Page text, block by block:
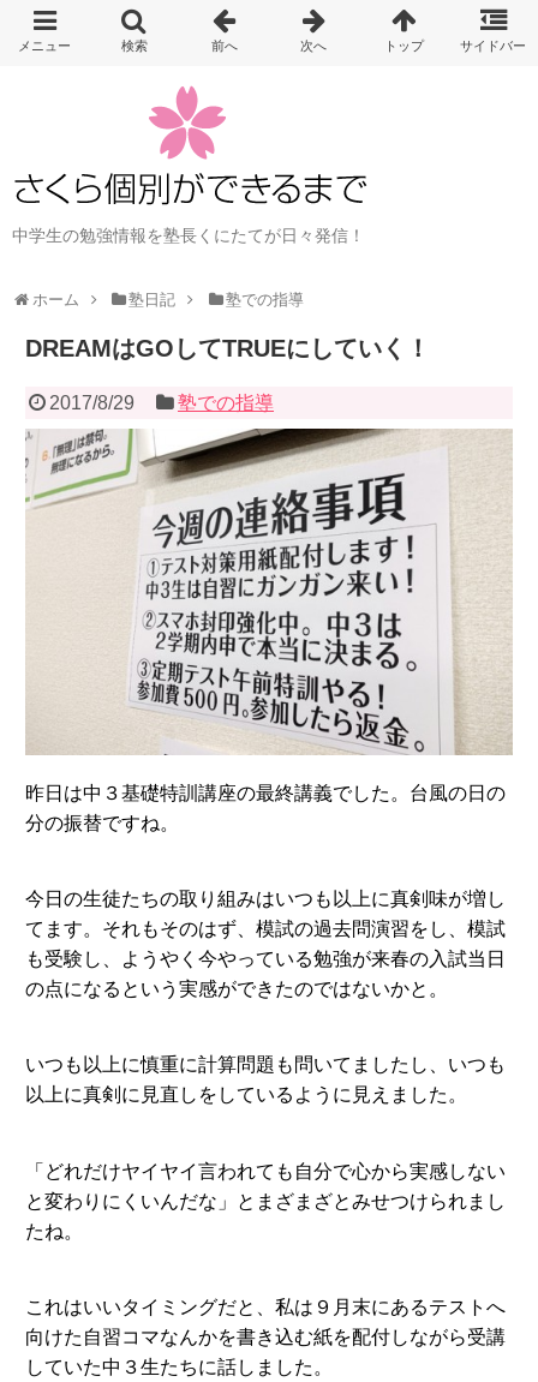
中学生の勉強情報を塾長くにたてが日々発信！
ホーム 塾日記 塾での指導
DREAMはGOしてTRUEにしていく！
2017/8/29 塾での指導
昨日は中３基礎特訓講座の最終講義でした。台風の日の
分の振替ですね。
今日の生徒たちの取り組みはいつも以上に真剣味が増し
てます。それもそのはず、模試の過去問演習をし、模試
も受験し、ようやく今やっている勉強が来春の入試当日
の点になるという実感ができたのではないかと。
いつも以上に慎重に計算問題も問いてましたし、いつも
以上に真剣に見直しをしているように見えました。
「どれだけヤイヤイ言われても自分で心から実感しない
と変わりにくいんだな」とまざまざとみせつけられまし
たね。
これはいいタイミングだと、私は９月末にあるテストへ
向けた自習コマなんかを書き込む紙を配付しながら受講
していた中３生たちに話しました。